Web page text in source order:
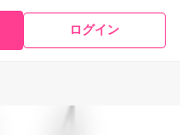
ログイン